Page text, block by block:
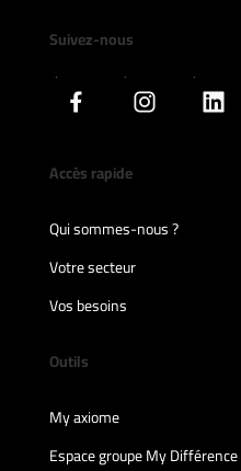
Suivez-nous
Accès rapide
Qui sommes-nous ?
Votre secteur
Vos besoins
Outils
My axiome
Espace groupe My Différence